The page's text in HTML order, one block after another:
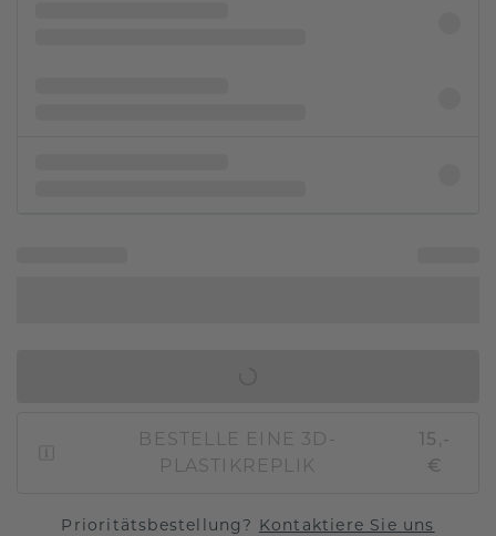
BESTELLE EINE 3D-
PLASTIKREPLIK
15,-
€
Prioritätsbestellung? Kontaktiere Sie uns